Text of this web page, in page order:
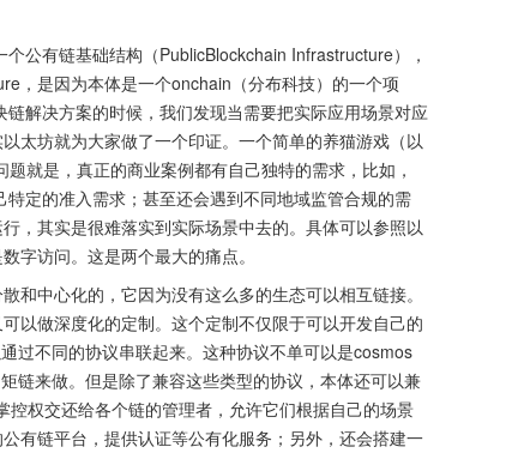
个公有链基础结构（PublicBlockchain Infrastructure），
，是因为本体是一个onchain（分布科技）的一个项
解决方案的时候，我们发现当需要把实际应用场景对应
太坊就为大家做了一个印证。一个简单的养猫游戏（以
就是，真正的商业案例都有自己独特的需求，比如，
特定的准入需求；甚至还会遇到不同地域监管合规的需
，其实是很难落实到实际场景中去的。具体可以参照以
字访问。这是两个最大的痛点。
和中心化的，它因为没有这么多的生态可以相互链接。
以做深度化的定制。这个定制不仅限于可以开发自己的
过不同的协议串联起来。这种协议不单可以是cosmos
链来做。但是除了兼容这些类型的协议，本体还可以兼
权交还给各个链的管理者，允许它们根据自己的场景
有链平台，提供认证等公有化服务；另外，还会搭建一